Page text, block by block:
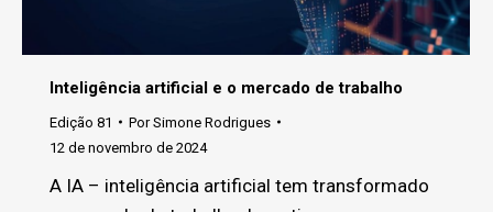
Inteligência artificial e o mercado de trabalho
Edição 81 PorSimone Rodrigues
12 de novembro de 2024
A IA – inteligência artificial tem transformado